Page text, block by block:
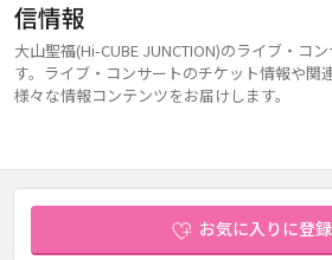
信情報
大山聖福(Hi-CUBE JUNCTION)のライブ・コ
す。ライブ・コンサートのチケット情報や関
様々な情報コンテンツをお届けします。
お気に入りに登